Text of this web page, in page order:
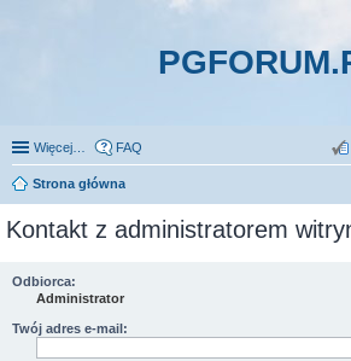
Więcej… FAQ
Strona główna
Kontakt z administratorem
Odbiorca:
Administrator
Twój adres e-mail: